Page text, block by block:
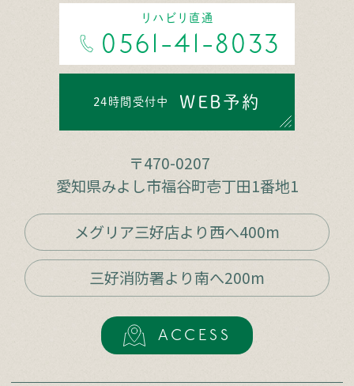
リハビリ直通
0561-41-8033
24時間受付中 WEB予約
〒470-0207
愛知県みよし市福谷町壱丁田1番地1
メグリア三好店より西へ400m
三好消防署より南へ200m
ACCESS